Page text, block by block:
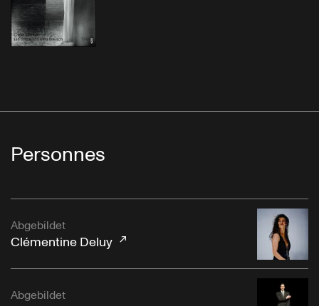
Personnes
Abgebildet
Clémentine Deluy
Abgebildet